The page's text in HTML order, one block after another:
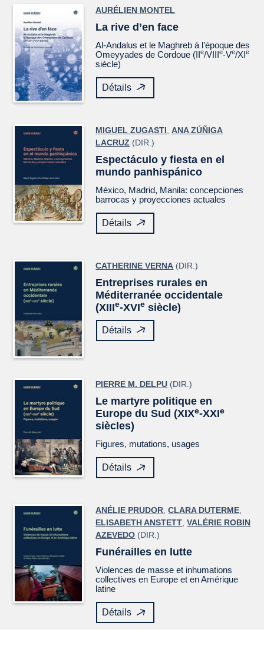
AURÉLIEN MONTEL
La rive d’en face
Al-Andalus et le Maghreb à l’époque des
Omeyyades de Cordoue (IIe/VIIIe-Ve/XIe
siècle)
Détails
MIGUEL ZUGASTI ,ANA ZÚÑIGA
LACRUZ (DIR.)
Espectáculo y fiesta en el
mundo panhispánico
México, Madrid, Manila: concepciones
barrocas y proyecciones actuales
Détails
CATHERINE VERNA (DIR.)
Entreprises rurales en
Méditerranée occidentale
(XIIIe-XVIe siècle)
Détails
PIERRE M. DELPU (DIR.)
Le martyre politique en
Europe du Sud (XIXe-XXIe
siècles)
Figures, mutations, usages
Détails
ANÉLIE PRUDOR,CLARA DUTERME,
ELISABETH ANSTETT,VALÉRIE ROBIN
AZEVEDO (DIR.)
Funérailles en lutte
Violences de masse et inhumations
collectives en Europe et en Amérique
latine
Détails